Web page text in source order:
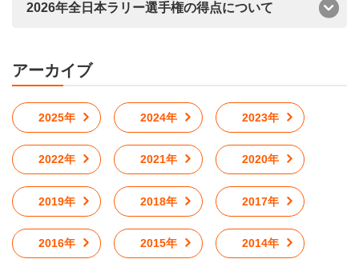
2026年全日本ラリー選手権の得点について
アーカイブ
2025年 2024年 2023年
2022年 2021年 2020年
2019年 2018年 2017年
2016年 2015年 2014年